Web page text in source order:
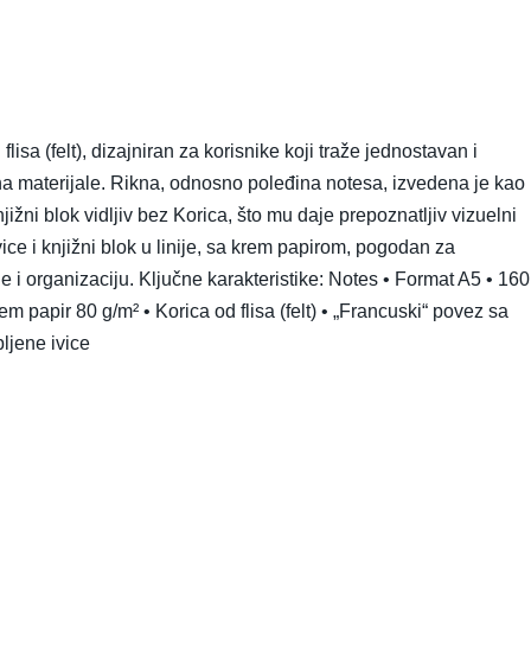
(felt), dizajniran za korisnike koji traže jednostavan i
materijale. Rikna, odnosno poleđina notesa, izvedena je kao
blok vidljiv bez Korica, što mu daje prepoznatljiv vizuelni
i knjižni blok u linije, sa krem papirom, pogodan za
i organizaciju. Ključne karakteristike: Notes • Format A5 • 160
papir 80 g/m² • Korica od flisa (felt) • „Francuski“ povez sa
ivice